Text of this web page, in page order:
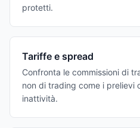
protetti.
Tariffe e spread
Confronta le commissioni di
non di trading come i prelievi
inattività.